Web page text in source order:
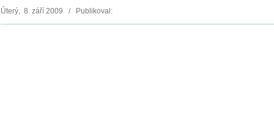
Úterý, 8. září 2009 / Publikoval: